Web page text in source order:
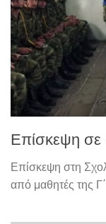
Επίσκεψη σε
Επίσκεψη στη
από μαθητές της